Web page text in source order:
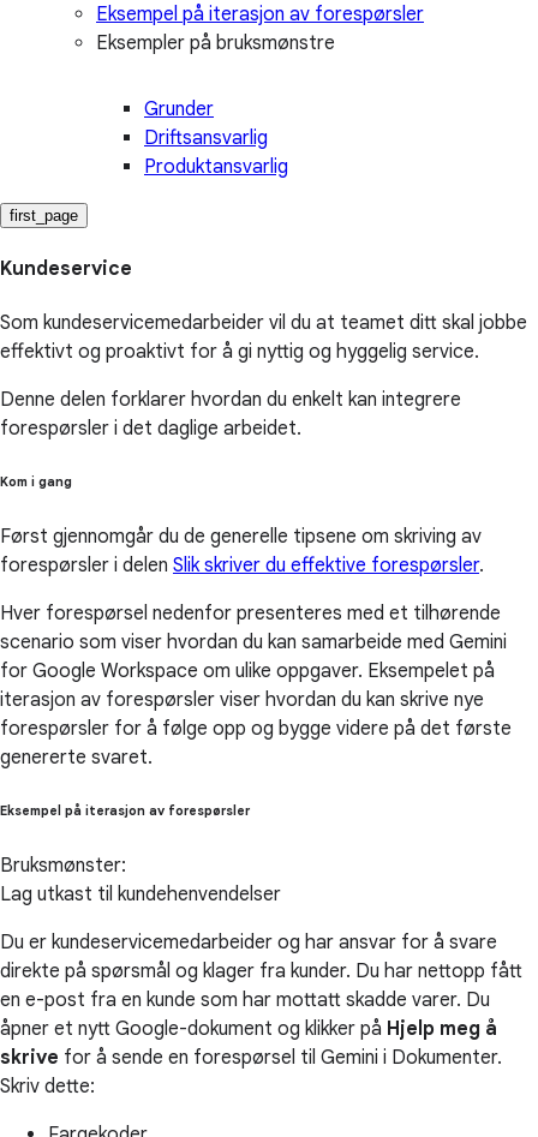
Eksempel på iterasjon av forespørsler
Eksempler på bruksmønstre
Grunder
Driftsansvarlig
Produktansvarlig
first_page
Kundeservice
Som kundeservicemedarbeider vil du at teamet ditt skal jobbe
effektivt og proaktivt for å gi nyttig og hyggelig service.
Denne delen forklarer hvordan du enkelt kan integrere
forespørsler i det daglige arbeidet.
Kom i gang
Først gjennomgår du de generelle tipsene om skriving av
forespørsler i delen Slik skriver du effektive forespørsler.
Hver forespørsel nedenfor presenteres med et tilhørende
scenario som viser hvordan du kan samarbeide med Gemini
for Google Workspace om ulike oppgaver. Eksempelet på
iterasjon av forespørsler viser hvordan du kan skrive nye
forespørsler for å følge opp og bygge videre på det første
genererte svaret.
Eksempel på iterasjon av forespørsler
Bruksmønster:
Lag utkast til kundehenvendelser
Du er kundeservicemedarbeider og har ansvar for å svare
direkte på spørsmål og klager fra kunder. Du har nettopp fått
en e-post fra en kunde som har mottatt skadde varer. Du
åpner et nytt Google-dokument og klikker på Hjelp meg å
skrive for å sende en forespørsel til Gemini i Dokumenter.
Skriv dette: